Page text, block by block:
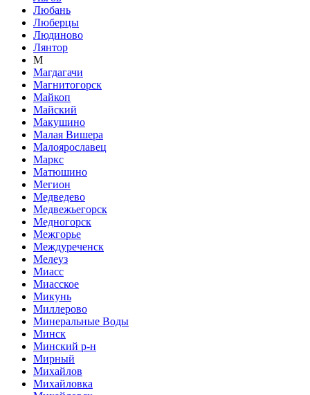
Любань
Люберцы
Людиново
Лянтор
М
Магдагачи
Магнитогорск
Майкоп
Майский
Макушино
Малая Вишера
Малоярославец
Маркс
Матюшино
Мегион
Медведево
Медвежьегорск
Медногорск
Межгорье
Междуреченск
Мелеуз
Миасс
Миасское
Микунь
Миллерово
Минеральные Воды
Минск
Минский р-н
Мирный
Михайлов
Михайловка